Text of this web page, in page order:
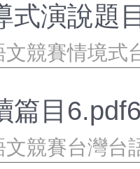
式演說題
文競賽情境
篇目
文競賽台灣台